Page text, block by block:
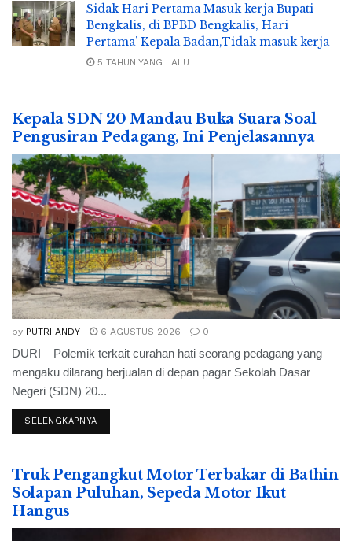
Sidak Hari Pertama Masuk kerja Bupati
Bengkalis, di BPBD Bengkalis, Hari
Pertama’ Kepala Badan,Tidak masuk kerja
5 TAHUN YANG LALU
Kepala SDN 20 Mandau Buka Suara Soal
Pengusiran Pedagang, Ini Penjelasannya
by PUTRI ANDY 6 AGUSTUS 2026 0
DURI – Polemik terkait curahan hati seorang pedagang yang
mengaku dilarang berjualan di depan pagar Sekolah Dasar
Negeri (SDN) 20...
SELENGKAPNYA
Truk Pengangkut Motor Terbakar di Bathin
Solapan Puluhan, Sepeda Motor Ikut
Hangus